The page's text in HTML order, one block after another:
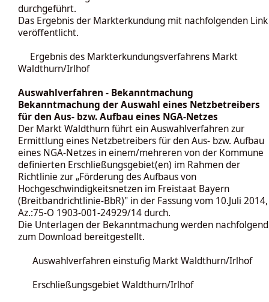
durchgeführt.
Das Ergebnis der Markterkundung mit nachfolgenden Link
veröffentlicht.
Ergebnis des Markterkundungsverfahrens Markt
Waldthurn/Irlhof
Auswahlverfahren - Bekanntmachung
Bekanntmachung der Auswahl eines Netzbetreibers
für den Aus- bzw. Aufbau eines NGA-Netzes
Der Markt Waldthurn führt ein Auswahlverfahren zur
Ermittlung eines Netzbetreibers für den Aus- bzw. Aufbau
eines NGA-Netzes in einem/mehreren von der Kommune
definierten Erschließungsgebiet(en) im Rahmen der
Richtlinie zur „Förderung des Aufbaus von
Hochgeschwindigkeitsnetzen im Freistaat Bayern
(Breitbandrichtlinie-BbR)" in der Fassung vom 10.Juli 2014,
Az.:75-O 1903-001-24929/14 durch.
Die Unterlagen der Bekanntmachung werden nachfolgend
zum Download bereitgestellt.
Auswahlverfahren einstufig Markt Waldthurn/Irlhof
Erschließungsgebiet Waldthurn/Irlhof